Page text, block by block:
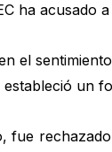
ha acusado
el sentimiento
un
fue